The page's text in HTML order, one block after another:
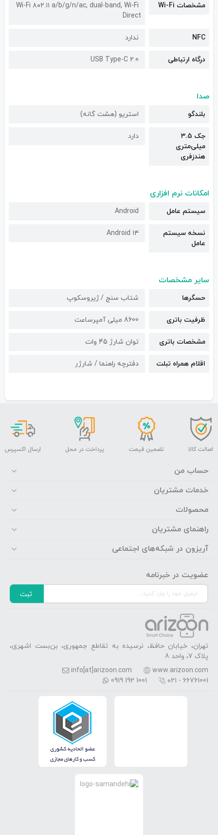
مشخصات Wi-Fi
Wi-Fi ۸۰۲.۱۱ a/b/g/n/ac, dual-band, Wi-Fi
Direct
NFC ندارد
درگاه ارتباطی USB Type-C 2.0
صدا
بلندگو استریو (هشت گانه)
جک 3.5
میلی‌متری
هندزفری
دارد
امکانات نرم افزاری
سیستم عامل Android
نسخه سیستم
عامل
Android ۱۴
سایر مشخصات
حسگرها شتاب سنج / ژیروسکوپ
ظرفیت باتری 8600 میلی آمپرساعت
مشخصات باتری توان شارژ 45 وات
اقلام همراه تبلت دفترچه راهنما / شارژر
اصالت کالا تضمین قیمت پرداخت در محل ارسال اکسپرس
حساب من
خدمات مشتریان
محصولات
راهنمای مشتریان
آریزون در شبکه‌های اجتماعی
عضویت در خبرنامه
ثبت
تهران، خیابان حافظ، نرسیده به تقاطع جمهوری، بن‌بست اشهری،
پلاک 7، واحد 8
www.arizoon.com
info[at]arizoon.com
۰۲۱ - 66761001
0919 192 1001